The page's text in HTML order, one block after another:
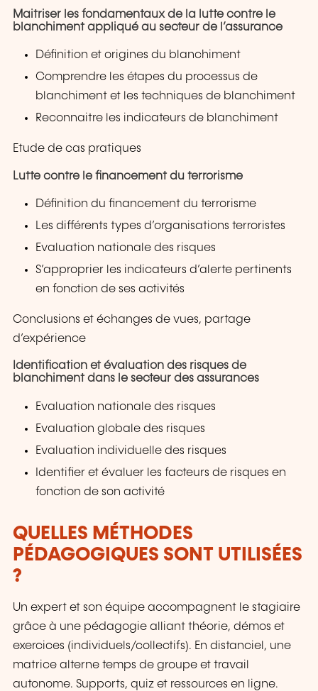
Maitriser les fondamentaux de la lutte contre le
blanchiment appliqué au secteur de l’assurance
Définition et origines du blanchiment
Comprendre les étapes du processus de
blanchiment et les techniques de blanchiment
Reconnaitre les indicateurs de blanchiment
Etude de cas pratiques
Lutte contre le financement du terrorisme
Définition du financement du terrorisme
Les différents types d’organisations terroristes
Evaluation nationale des risques
S’approprier les indicateurs d’alerte pertinents
en fonction de ses activités
Conclusions et échanges de vues, partage
d’expérience
Identification et évaluation des risques de
blanchiment dans le secteur des assurances
Evaluation nationale des risques
Evaluation globale des risques
Evaluation individuelle des risques
Identifier et évaluer les facteurs de risques en
fonction de son activité
QUELLES MÉTHODES
PÉDAGOGIQUES SONT UTILISÉES
?
Un expert et son équipe accompagnent le stagiaire
grâce à une pédagogie alliant théorie, démos et
exercices (individuels/collectifs). En distanciel, une
matrice alterne temps de groupe et travail
autonome. Supports, quiz et ressources en ligne.